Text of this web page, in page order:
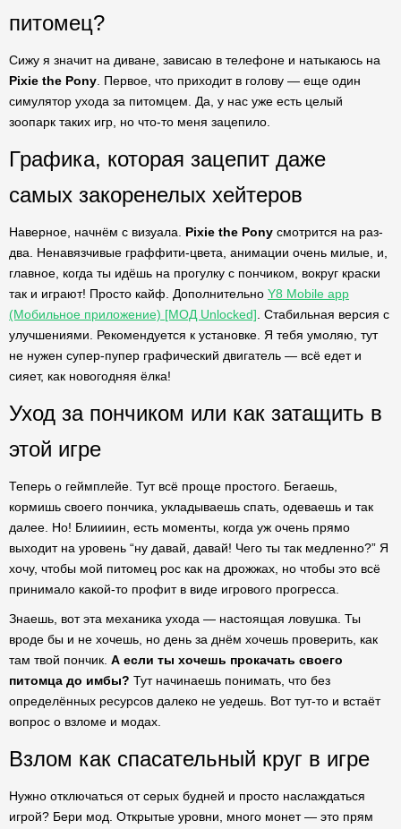
питомец?
Сижу я значит на диване, зависаю в телефоне и натыкаюсь на
Pixie the Pony . Первое, что приходит в голову — еще один
симулятор ухода за питомцем. Да, у нас уже есть целый
зоопарк таких игр, но что-то меня зацепило.
Графика, которая зацепит даже
самых закоренелых хейтеров
Наверное, начнём с визуала. Pixie the Pony смотрится на раз-
два. Ненавязчивые граффити-цвета, анимации очень милые, и,
главное, когда ты идёшь на прогулку с пончиком, вокруг краски
так и играют! Просто кайф. Дополнительно Y8 Mobile app
(Мобильное приложение) [МОД Unlocked] . Стабильная версия с
улучшениями. Рекомендуется к установке. Я тебя умоляю, тут
не нужен супер-пупер графический двигатель — всё едет и
сияет, как новогодняя ёлка!
Уход за пончиком или как затащить в
этой игре
Теперь о геймплейе. Тут всё проще простого. Бегаешь,
кормишь своего пончика, укладываешь спать, одеваешь и так
далее. Но! Блиииин, есть моменты, когда уж очень прямо
выходит на уровень “ну давай, давай! Чего ты так медленно?” Я
хочу, чтобы мой питомец рос как на дрожжах, но чтобы это всё
принимало какой-то профит в виде игрового прогресса.
Знаешь, вот эта механика ухода — настоящая ловушка. Ты
вроде бы и не хочешь, но день за днём хочешь проверить, как
там твой пончик. А если ты хочешь прокачать своего
питомца до имбы? Тут начинаешь понимать, что без
определённых ресурсов далеко не уедешь. Вот тут-то и встаёт
вопрос о взломе и модах.
Взлом как спасательный круг в игре
Нужно отключаться от серых будней и просто наслаждаться
игрой? Бери мод. Открытые уровни, много монет — это прям